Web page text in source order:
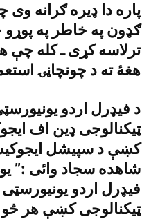
پاره دا ډيره ګرانه
ګډون په خاطر په پوړو
ترلاسه کړى ـ کله
هغۀ ته د چونچاڼۍ
د فيډرل اردو
ټيکنالوجى ډين اف
کښې د سپيشل
شاهده سجاد وائى :”
فيډرل اردو
ټيکنالوجى کښې هر